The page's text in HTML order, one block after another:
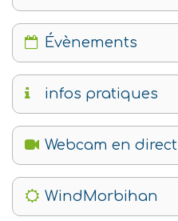
Évènements
infos pratiques
Webcam en direct
WindMorbihan